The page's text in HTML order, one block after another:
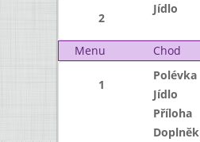
2
Jídlo
Menu Chod
1
Polévka
Jídlo
Příloha
Doplněk